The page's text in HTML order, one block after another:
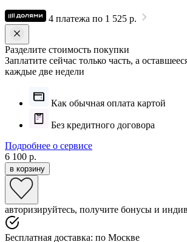
4 платежа по 1 525 р.
Разделите стоимость покупки
Заплатите сейчас только часть, а
каждые две недели
Как обычная оплата картой
Без кредитного договора
Подробнее о сервисе
6 100 р.
в корзину
авторизируйтесь, получите бонусы и
Бесплатная доставка: по Москве